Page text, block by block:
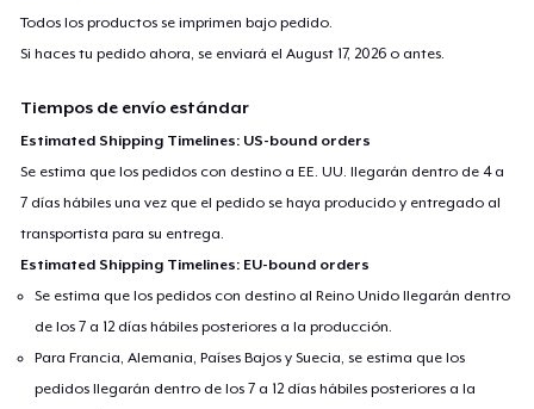
Todos los productos se imprimen bajo pedido.
Si haces tu pedido ahora, se enviará elAugust 17, 2026 o antes.
Tiempos de envío estándar
Estimated Shipping Timelines: US-bound orders
Se estima que los pedidos con destino a EE. UU. llegarán dentro de 4 a
7 días hábiles una vez que el pedido se haya producido y entregado al
transportista para su entrega.
Estimated Shipping Timelines: EU-bound orders
Se estima que los pedidos con destino al Reino Unido llegarán dentro
de los 7 a 12 días hábiles posteriores a la producción.
Para Francia, Alemania, Países Bajos y Suecia, se estima que los
pedidos llegarán dentro de los 7 a 12 días hábiles posteriores a la